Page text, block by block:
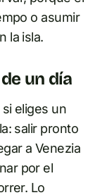
o asumir
la isla.
un día
eliges un
salir pronto
a Venezia
por el
Lo